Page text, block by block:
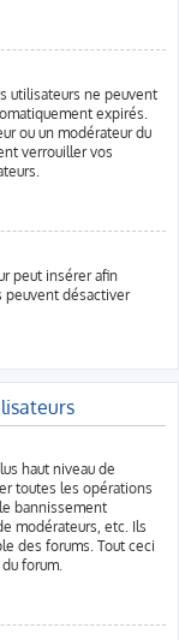
utilisateurs ne peuvent
expirés.
ou un modérateur du
verrouiller vos
peut insérer afin
peuvent désactiver
haut niveau de
toutes les opérations
bannissement
modérateurs, etc. Ils
des forums. Tout ceci
forum.